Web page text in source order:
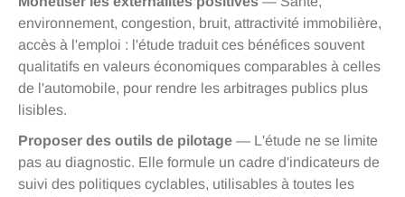
environnement, congestion, bruit, attractivité immobilière,
accès à l'emploi : l'étude traduit ces bénéfices souvent
qualitatifs en valeurs économiques comparables à celles
de l'automobile, pour rendre les arbitrages publics plus
lisibles.
Proposer des outils de pilotage — L'étude ne se limite
pas au diagnostic. Elle formule un cadre d'indicateurs de
suivi des politiques cyclables, utilisables à toutes les